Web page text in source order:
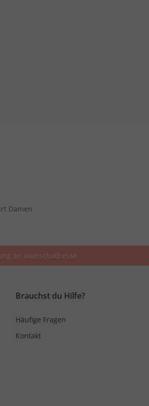
Damen
an Wunschadresse
Brauchst du Hilfe?
Häufige Fragen
Kontakt